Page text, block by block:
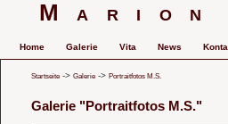
Home Galerie Vita News
Startseite ->Galerie ->Portraitfotos M.S.
Galerie "Portraitfotos M.S."